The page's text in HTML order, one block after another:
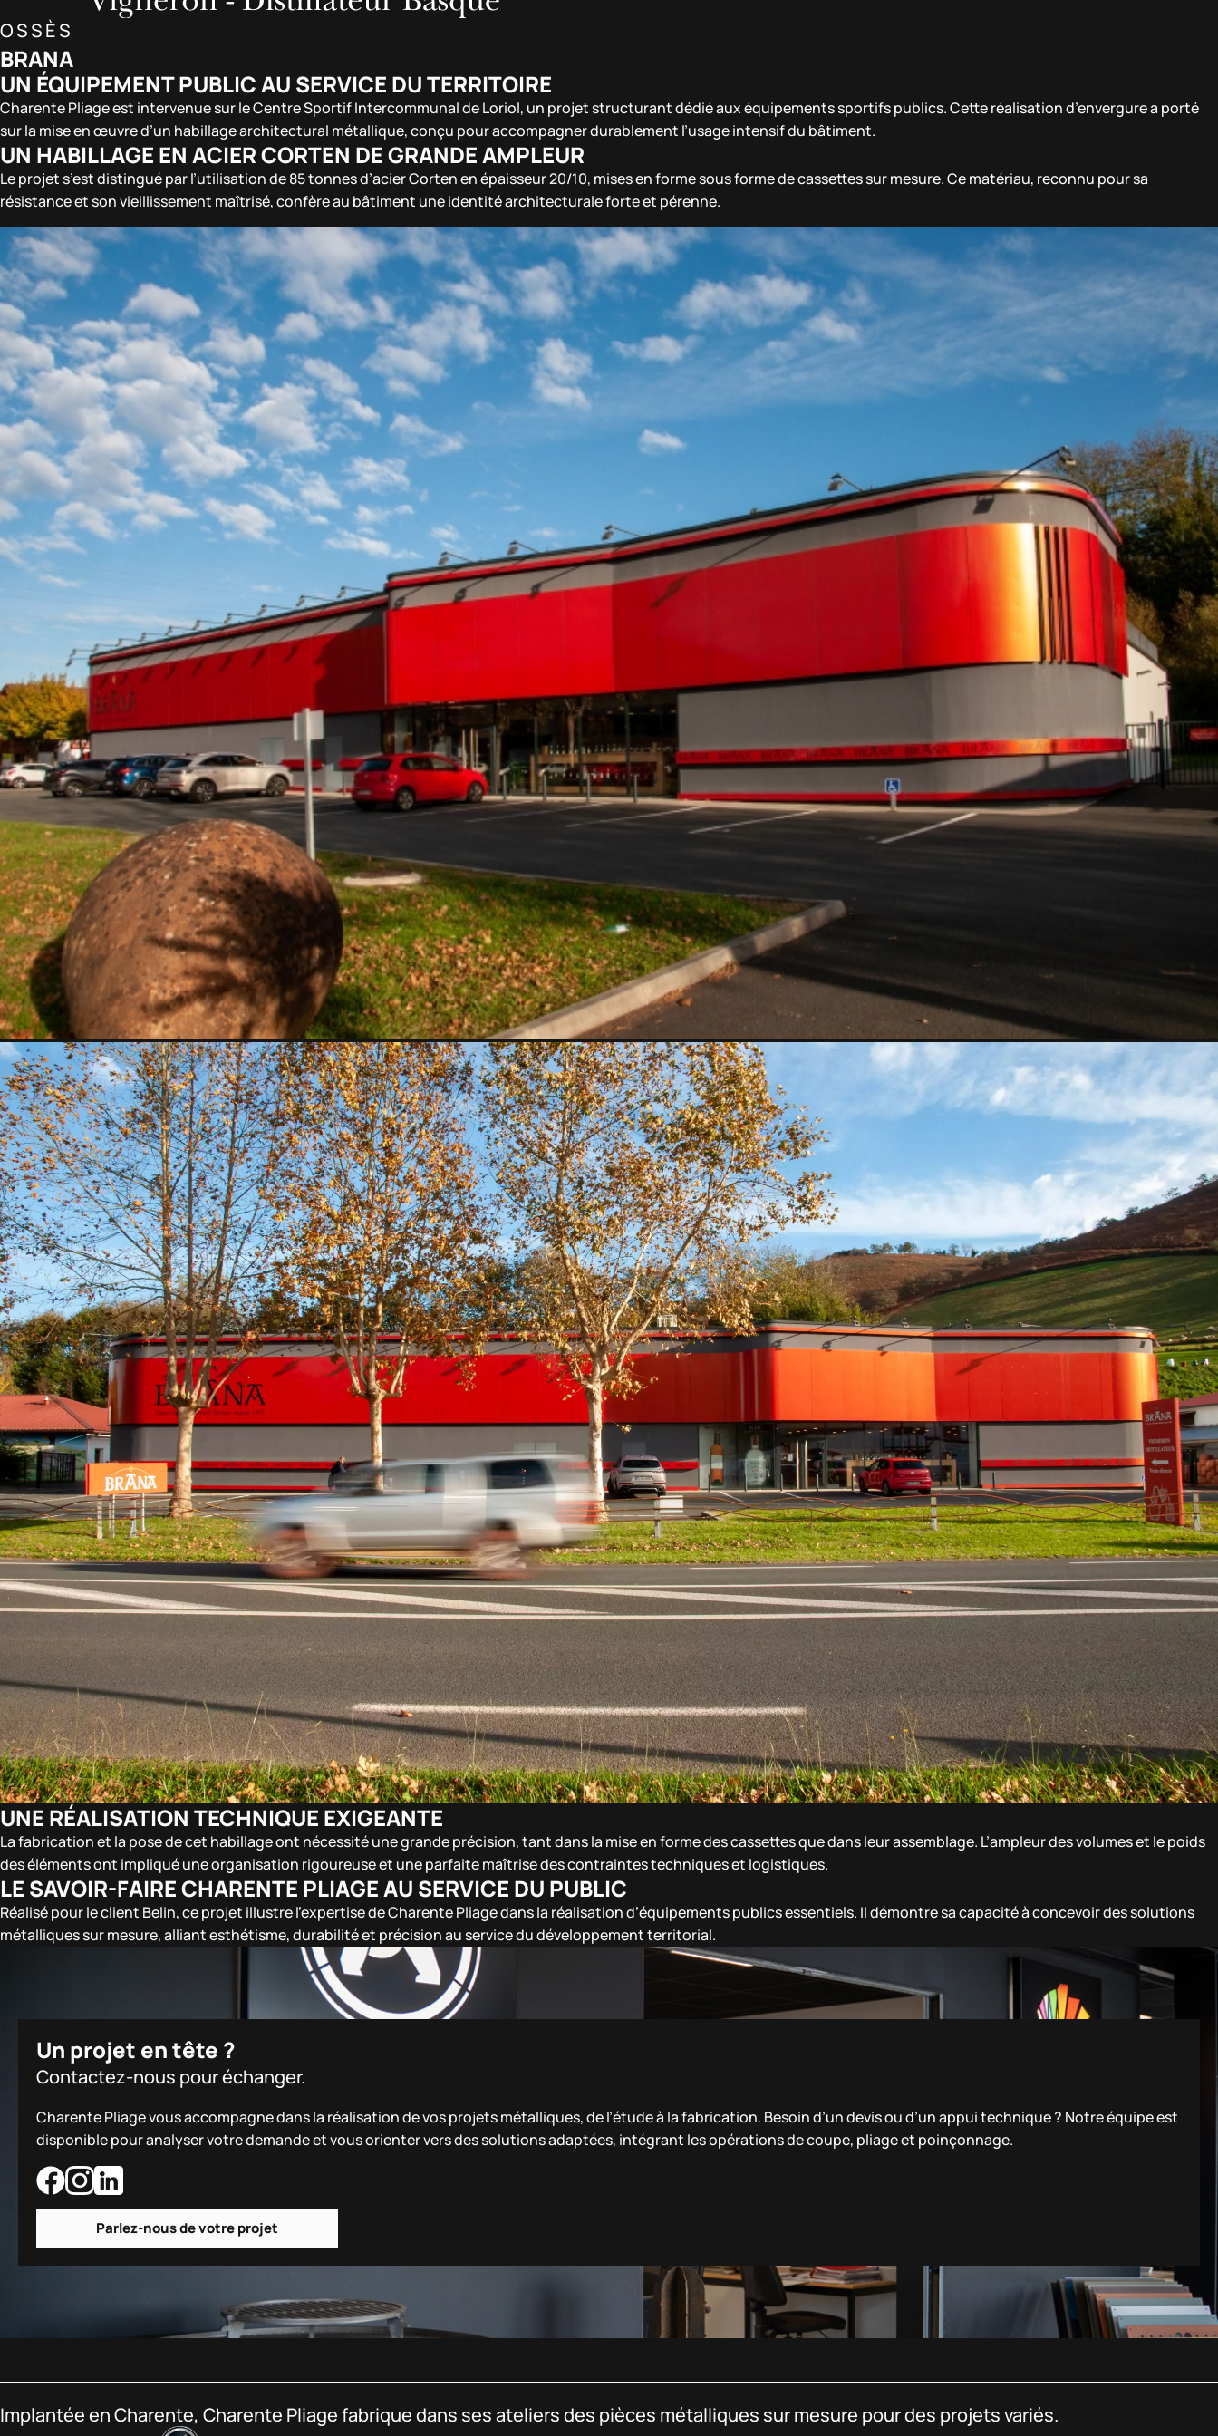
OSSÈS
BRANA
UN ÉQUIPEMENT PUBLIC AU SERVICE DU TERRITOIRE
Charente Pliage est intervenue sur le Centre Sportif Intercommunal de Loriol, un projet structurant dédié aux équipements sportifs publics. Cette réalisation d’envergure a porté
sur la mise en œuvre d’un habillage architectural métallique, conçu pour accompagner durablement l’usage intensif du bâtiment.
UN HABILLAGE EN ACIER CORTEN DE GRANDE AMPLEUR
Le projet s’est distingué par l’utilisation de 85 tonnes d’acier Corten en épaisseur 20/10, mises en forme sous forme de cassettes sur mesure. Ce matériau, reconnu pour sa
résistance et son vieillissement maîtrisé, confère au bâtiment une identité architecturale forte et pérenne.
UNE RÉALISATION TECHNIQUE EXIGEANTE
La fabrication et la pose de cet habillage ont nécessité une grande précision, tant dans la mise en forme des cassettes que dans leur assemblage. L’ampleur des volumes et le poids
des éléments ont impliqué une organisation rigoureuse et une parfaite maîtrise des contraintes techniques et logistiques.
LE SAVOIR-FAIRE CHARENTE PLIAGE AU SERVICE DU PUBLIC
Réalisé pour le client Belin, ce projet illustre l’expertise de Charente Pliage dans la réalisation d’équipements publics essentiels. Il démontre sa capacité à concevoir des solutions
métalliques sur mesure, alliant esthétisme, durabilité et précision au service du développement territorial.
Un projet en tête ?
Contactez-nous pour échanger.
Charente Pliage vous accompagne dans la réalisation de vos projets métalliques, de l’étude à la fabrication. Besoin d’un devis ou d’un appui technique ? Notre équipe est
disponible pour analyser votre demande et vous orienter vers des solutions adaptées, intégrant les opérations de coupe, pliage et poinçonnage.
Parlez-nous de votre projet
Implantée en Charente, Charente Pliage fabrique dans ses ateliers des pièces métalliques sur mesure pour des projets variés.